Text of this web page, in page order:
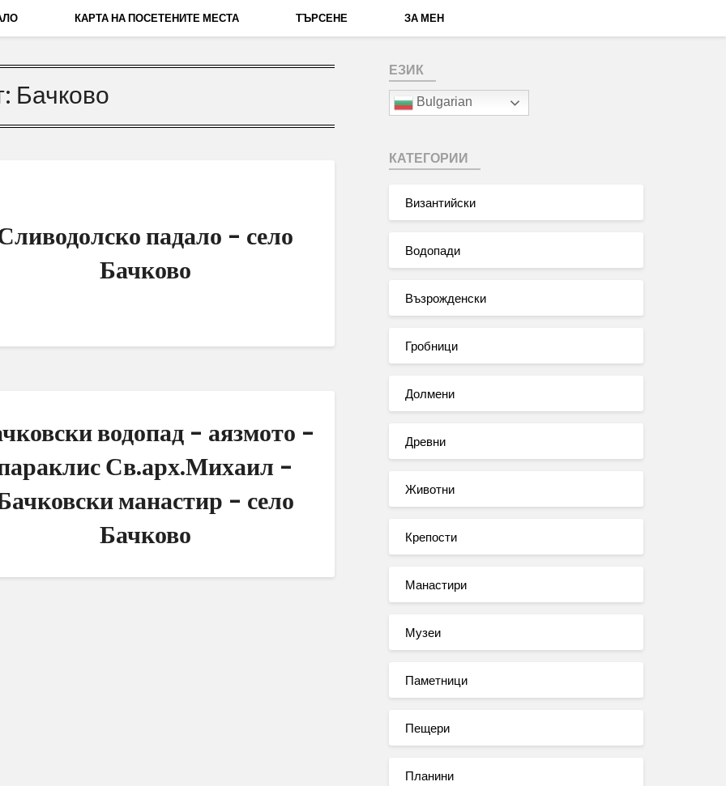
КАРТА НА ПОСЕТЕНИТЕ МЕСТА ТЪРСЕНЕ ЗА МЕН
Бачково
падало – село
Бачково
водопад – аязмото –
Св.арх.Михаил –
манастир – село
Бачково
ЕЗИК
Bulgarian
КАТЕГОРИИ
Византийски
Водопади
Възрожденски
Гробници
Долмени
Древни
Животни
Крепости
Манастири
Музеи
Паметници
Пещери
Планини